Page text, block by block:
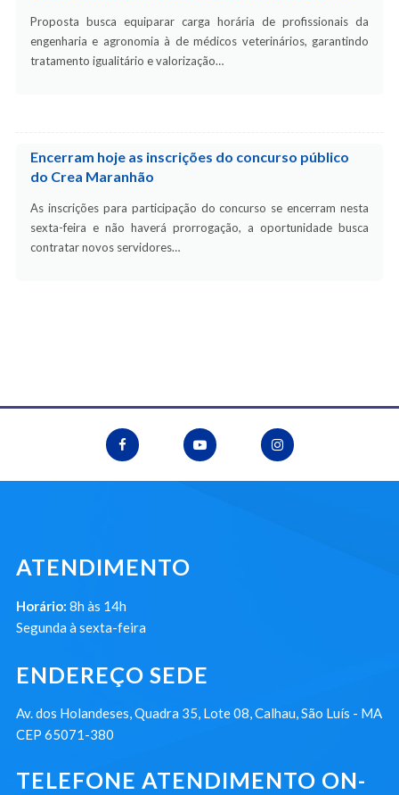
Proposta busca equiparar carga horária de profissionais da
engenharia e agronomia à de médicos veterinários, garantindo
tratamento igualitário e valorização…
Encerram hoje as inscrições do concurso público
do Crea Maranhão
As inscrições para participação do concurso se encerram nesta
sexta-feira e não haverá prorrogação, a oportunidade busca
contratar novos servidores…
ATENDIMENTO
Horário: 8h às 14h
Segunda à sexta-feira
ENDEREÇO SEDE
Av. dos Holandeses, Quadra 35, Lote 08, Calhau, São Luís - MA
CEP 65071-380
TELEFONE ATENDIMENTO ON-